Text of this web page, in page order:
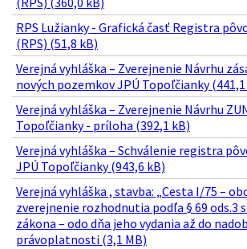
RPS Lužianky - Grafická časť Registra
(RPS) (51,8 kB)
Verejná vyhláška – Zverejnenie Návrhu
nových pozemkov JPÚ Topoľčianky
Verejná vyhláška – Zverejnenie Návrhu
Topoľčianky - príloha (392,1 kB)
Verejná vyhláška – Schválenie registra
JPÚ Topoľčianky (943,6 kB)
Verejná vyhláška , stavba: „Cesta I/75 –
zverejnenie rozhodnutia podľa § 69 ods.3
zákona – odo dňa jeho vydania až do
právoplatnosti (3,1 MB)